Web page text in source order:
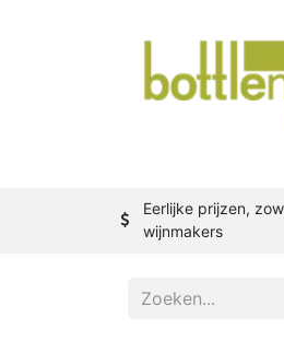
Eerlijke prijzen,
wijnmakers